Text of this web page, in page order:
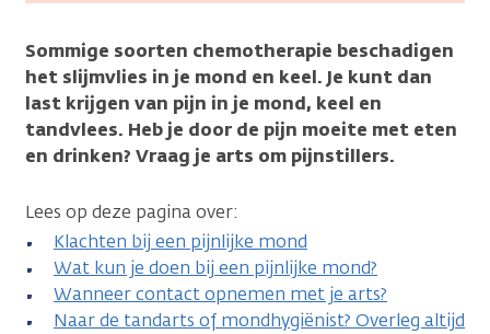
Sommige soorten chemotherapie beschadigen
het slijmvlies in je mond en keel. Je kunt dan
last krijgen van pijn in je mond, keel en
tandvlees. Heb je door de pijn moeite met eten
en drinken? Vraag je arts om pijnstillers.
Lees op deze pagina over:
Klachten bij een pijnlijke mond
Wat kun je doen bij een pijnlijke mond?
Wanneer contact opnemen met je arts?
Naar de tandarts of mondhygiënist? Overleg altijd